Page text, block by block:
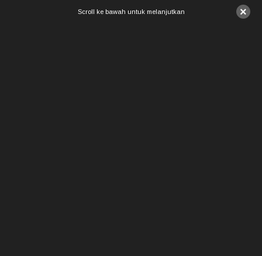
×
Scroll ke bawah untuk melanjutkan